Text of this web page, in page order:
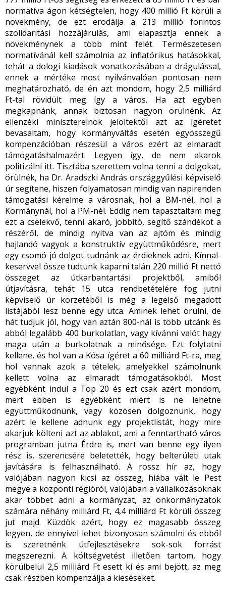
normatíva ágon kétségtelen, hogy 400 millió Ft körüli a
növekmény, de ezt erodálja a 213 millió forintos
szolidaritási hozzájárulás, ami elapasztja ennek a
növekménynek a több mint felét. Természetesen
normatívánál kell számolnia az inflatórikus hatásokkal,
tehát a dologi kiadások vonatkozásában a drágulással,
ennek a mértéke most nyilvánvalóan pontosan nem
meghatározható, de én azt mondom, hogy 2,5 milliárd
Ft-tal rövidült meg így a város. Ha azt egyben
megkapnánk, annak biztosan nagyon örülnénk. Az
ellenzéki miniszterelnök jelöltektől azt az ígéretet
bevasaltam, hogy kormányváltás esetén egyösszegű
kompenzációban részesül a város ezért az elmaradt
támogatáshalmazért. Legyen így, de nem akarok
politizálni itt. Tisztába szerettem volna tenni a dolgokat,
örülnék, ha Dr. Aradszki András országgyűlési képviselő
úr segítene, hiszen folyamatosan mindig van napirenden
támogatási kérelme a városnak, hol a BM-nél, hol a
Kormánynál, hol a PM-nél. Eddig nem tapasztaltam meg
ezt a cselekvő, tenni akaró, jobbító, segítő szándékot a
részéről, de mindig nyitva van az ajtóm és mindig
hajlandó vagyok a konstruktív együttműködésre, mert
egy csomó jó dolgot tudnánk az érdieknek adni. Kínnal-
keservvel össze tudtunk kaparni talán 220 millió Ft nettó
összeget az útkarbantartási projektből, amiből
útjavításra, tehát 15 utca rendbetételére fog jutni
képviselő úr körzetéből is még a legelső megadott
listájából lesz benne egy utca. Aminek lehet örülni, de
hát tudjuk jól, hogy van aztán 800-nál is több utcánk és
abból legalább 400 burkolatlan, vagy kívánni valót hagy
maga után a burkolatnak a minősége. Ezt folytatni
kellene, és hol van a Kósa ígéret a 60 milliárd Ft-ra, meg
hol vannak azok a tételek, amelyekkel számolnunk
kellett volna az elmaradt támogatásokból. Most
egyébként indul a Top 20 és ezt csak azért mondom,
mert ebben is egyébként miért is ne lehetne
együttműködnünk, vagy közösen dolgoznunk, hogy
azért le kellene adnunk egy projektlistát, hogy mire
akarjuk költeni azt az ablakot, ami a fenntartható város
programban jutna Érdre is, mert van benne egy ilyen
rész is, szerencsére beletették, hogy belterületi utak
javítására is felhasználható. A rossz hír az, hogy
valójában nagyon kicsi az összeg, hiába vált le Pest
megye a központi régióról, valójában a vállalkozásoknak
akar többet adni a kormányzat, az önkormányzatok
számára néhány milliárd Ft, 4,4 milliárd Ft körüli összeg
jut majd. Küzdök azért, hogy ez magasabb összeg
legyen, de ennyivel lehet bizonyosan számolni és ebből
is szeretnénk útfejlesztésekre sok-sok forrást
megszerezni. A költségvetést illetően tartom, hogy
körülbelül 2,5 milliárd Ft esett ki és ami bejött, az meg
csak részben kompenzálja a kieséseket.